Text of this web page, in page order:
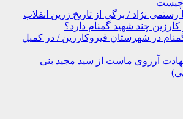
چیست
نژاد / برگی از تاریخ زرین انقلاب
چند شهید گمنام دارد؟
شهید گمنام در شهرستان قیروکارزین / در کمیل
آرزوی ماست از سید مجید بنی